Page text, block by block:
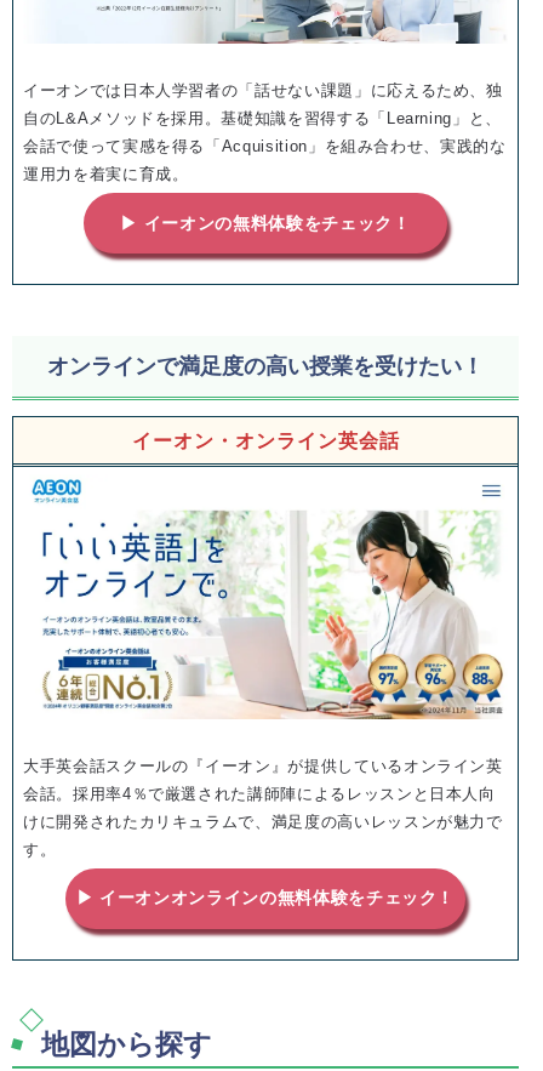
イーオンでは日本人学習者の「話せない課題」に応えるため、独
自のL&Aメソッドを採用。基礎知識を習得する「Learning」と、
会話で使って実感を得る「Acquisition」を組み合わせ、実践的な
運用力を着実に育成。
▶ イーオンの無料体験をチェック！
オンラインで満足度の高い授業を受けたい！
イーオン・オンライン英会話
大手英会話スクールの『イーオン』が提供しているオンライン英
会話。採用率4％で厳選された講師陣によるレッスンと日本人向
けに開発されたカリキュラムで、満足度の高いレッスンが魅力で
す。
▶ イーオンオンラインの無料体験をチェック！
地図から探す